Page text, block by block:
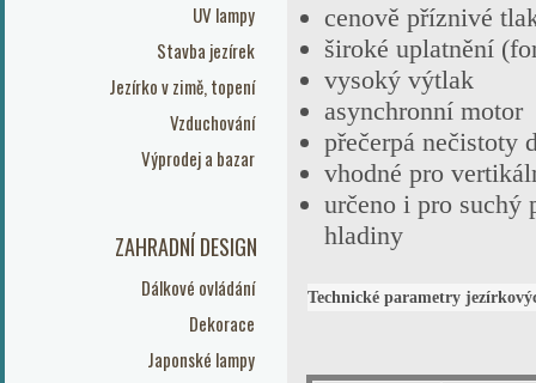
UV lampy
Stavba jezírek
Jezírko v zimě, topení
Vzduchování
Výprodej a bazar
ZAHRADNÍ DESIGN
Dálkové ovládání
Dekorace
Japonské lampy
cenově příznivé
široké uplatnění
vysoký výtlak
asynchronní motor
přečerpá nečistoty
vhodné pro
určeno i pro suchý
hladiny
Technické parametry